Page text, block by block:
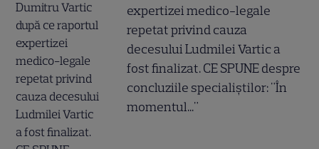
expertizei medico-legale
repetat privind cauza
decesului Ludmilei Vartic a
fost finalizat. CE SPUNE despre
concluziile specialiștilor: "În
momentul..."